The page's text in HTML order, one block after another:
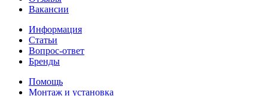
Вакансии
Информация
Статьи
Вопрос-ответ
Бренды
Помощь
Монтаж и установка